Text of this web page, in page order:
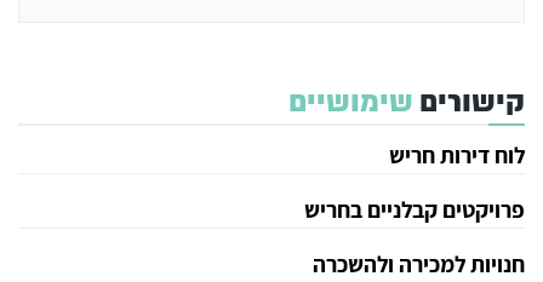
קישורים שימושיים
לוח דירות חריש
פרויקטים קבלניים בחריש
חנויות למכירה ולהשכרה